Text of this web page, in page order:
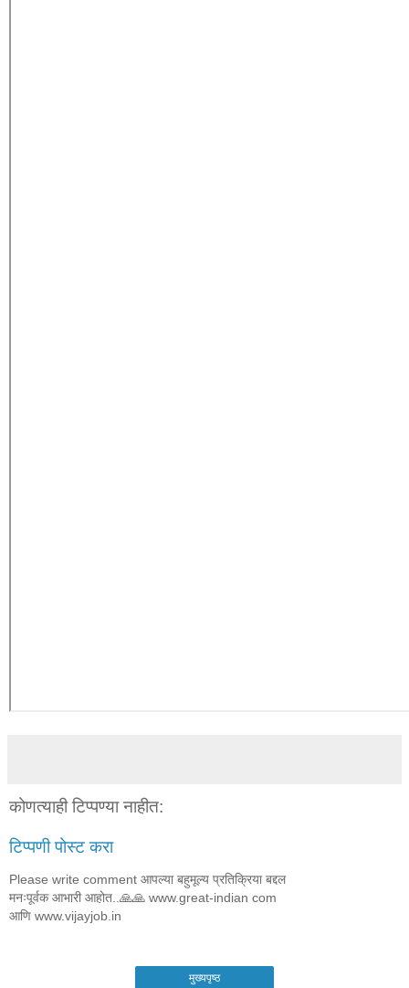
कोणत्याही टिप्पण्‍या नाहीत:
टिप्पणी पोस्ट करा
Please write comment आपल्या बहुमूल्य प्रतिक्रिया बद्दल
मनःपूर्वक आभारी आहोत..🙏🙏 www.great-indian com
आणि www.vijayjob.in
मुख्यपृष्ठ